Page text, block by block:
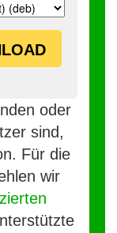
oder
sind,
Für die
wir